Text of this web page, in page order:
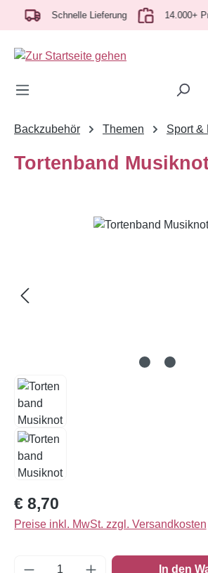
Zum Hauptinhalt springen
Schnelle Lieferung 14.000+
Backzubehör Themen Sport &
Tortenband
Bildergalerie überspringen
Regulärer Preis:
€ 8,70
Preise inkl. MwSt. zzgl. Versandkosten
Produkt Anzahl: Gib den
In den